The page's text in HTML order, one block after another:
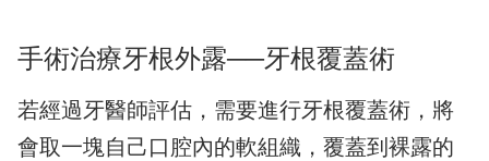
手術治療牙根外露──牙根覆蓋術
若經過牙醫師評估，需要進行牙根覆蓋術，將
會取一塊自己口腔內的軟組織，覆蓋到裸露的